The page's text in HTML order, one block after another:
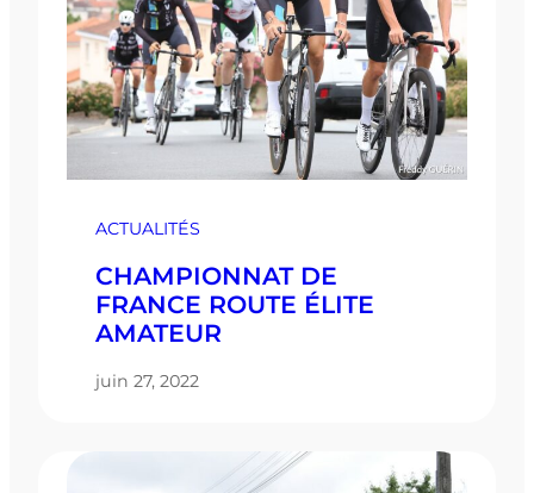
ACTUALITÉS
CHAMPIONNAT DE
FRANCE ROUTE ÉLITE
AMATEUR
juin 27, 2022